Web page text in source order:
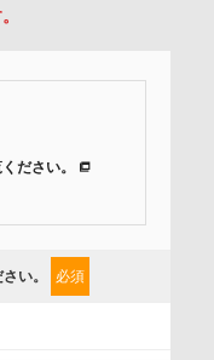
ださい。
ビスの提供やご案
い。 必須